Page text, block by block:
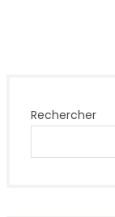
Rechercher